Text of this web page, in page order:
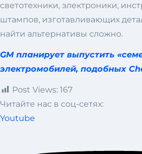
светотехники, электроники,
штампов, изготавливающих
найти альтернативы сложно.
GM планирует выпустить
электромобилей, подобных
Post Views: 167
Читайте нас в соц-сетях:
Youtube